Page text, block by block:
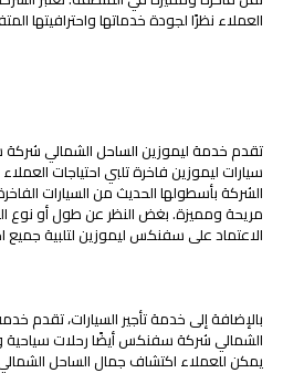
العملاء نظرًا لجودة خدماتها واحترافيتها
تقدم خدمة ليموزين الساحل الشمالي
سيارات ليموزين فاخرة تلبي احتياجات
الشركة بأسطولها الحديث من السيارات
مريحة ومميزة. بغض النظر عن طول أو نوع
الاعتماد على سفنكس ليموزين لتلبية جميع
بالإضافة إلى خدمة تأجير السيارات، تقدم
الشمالي شركة سفنكس أيضًا رحلات
يمكن للعملاء اكتشاف جمال الساحل